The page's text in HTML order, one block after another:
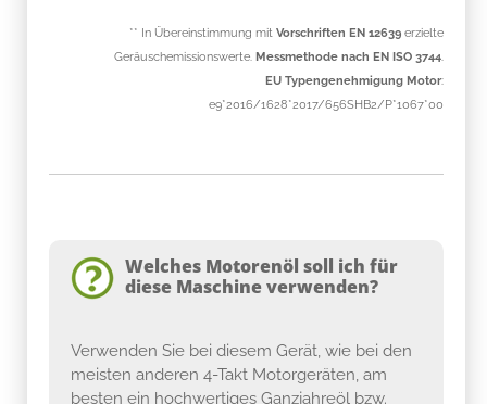
EU Typengenehmigung Motor:
e9*2016/1628*2017/656SHB2/P*1067*00
Verwenden Sie bei diesem Gerät, wie bei den
besten ein hochwertiges Ganzjahreöl bzw.
Mehrbereichs-Öl wie 10W-30. Zwar könnten
Sie auch ein einfaches Rasenmäher-